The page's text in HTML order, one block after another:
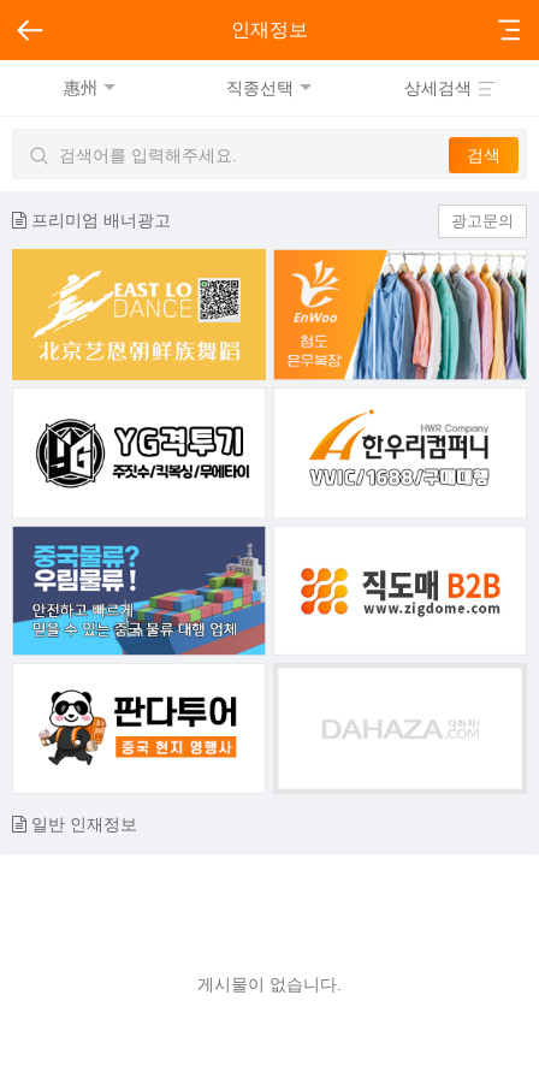
인재정보
惠州 직종선택 상세검색
프리미엄 배너광고 광고문의
일반 인재정보
게시물이 없습니다.